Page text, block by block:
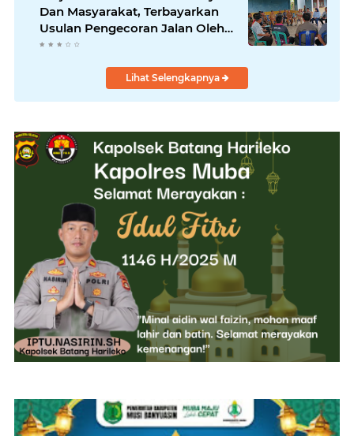
Dan Masyarakat, Terbayarkan
Usulan Pengecoran Jalan Oleh
PT.Pertamina Segera
Lihat Selengkapnya